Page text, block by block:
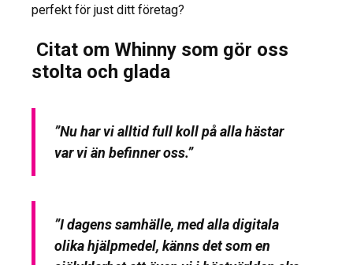
perfekt för just ditt företag?
Citat om Whinny som gör oss
stolta och glada
”Nu har vi alltid full koll på alla hästar
var vi än befinner oss.”
”I dagens samhälle, med alla digitala
olika hjälpmedel, känns det som en